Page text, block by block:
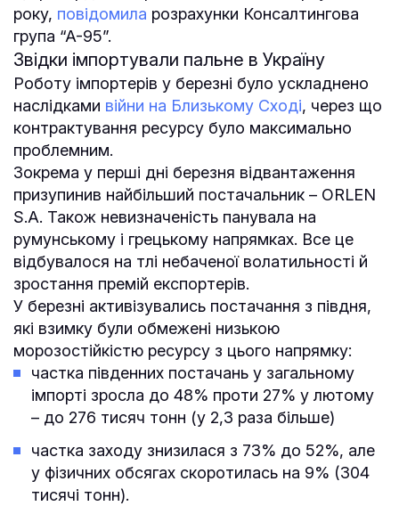
року, повідомила розрахунки Консалтингова
група “А-95”.
Звідки імпортували пальне в Україну
Роботу імпортерів у березні було ускладнено
наслідками війни на Близькому Сході, через що
контрактування ресурсу було максимально
проблемним.
Зокрема у перші дні березня відвантаження
призупинив найбільший постачальник – ORLEN
S.A. Також невизначеність панувала на
румунському і грецькому напрямках. Все це
відбувалося на тлі небаченої волатильності й
зростання премій експортерів.
У березні активізувались постачання з півдня,
які взимку були обмежені низькою
морозостійкістю ресурсу з цього напрямку:
частка південних постачань у загальному
імпорті зросла до 48% проти 27% у лютому
– до 276 тисяч тонн (у 2,3 раза більше)
частка заходу знизилася з 73% до 52%, але
у фізичних обсягах скоротилась на 9% (304
тисячі тонн).